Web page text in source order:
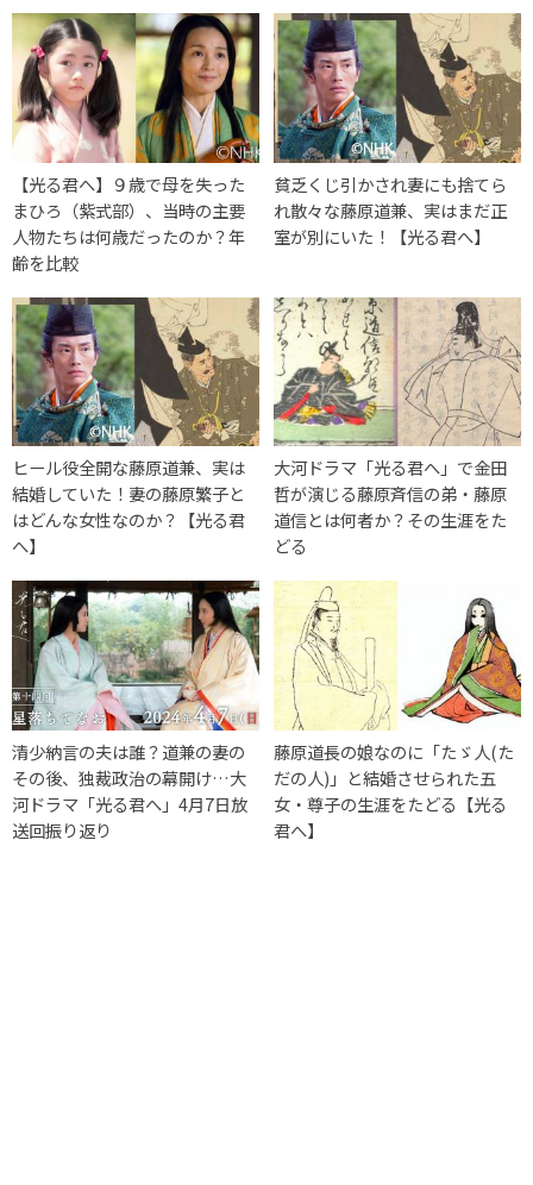
【光る君へ】９歳で母を失った
まひろ（紫式部）、当時の主要
人物たちは何歳だったのか？年
齢を比較
貧乏くじ引かされ妻にも捨てら
れ散々な藤原道兼、実はまだ正
室が別にいた！【光る君へ】
ヒール役全開な藤原道兼、実は
結婚していた！妻の藤原繁子と
はどんな女性なのか？【光る君
へ】
大河ドラマ「光る君へ」で金田
哲が演じる藤原斉信の弟・藤原
道信とは何者か？その生涯をた
どる
清少納言の夫は誰？道兼の妻の
その後、独裁政治の幕開け…大
河ドラマ「光る君へ」4月7日放
送回振り返り
藤原道長の娘なのに「たゞ人(た
だの人)」と結婚させられた五
女・尊子の生涯をたどる【光る
君へ】